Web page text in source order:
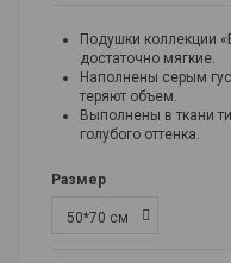
Подушки коллекции
достаточно мягкие.
Наполнены серым
теряют объем.
Выполнены в ткани
голубого оттенка.
Размер